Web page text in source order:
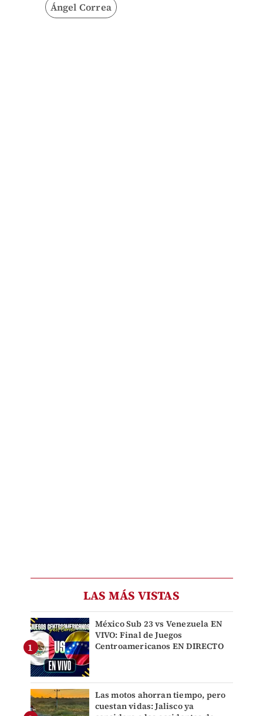
Ángel Correa
LAS MÁS VISTAS
México Sub 23 vs Venezuela EN
VIVO: Final de Juegos
Centroamericanos EN DIRECTO
Las motos ahorran tiempo, pero
cuestan vidas: Jalisco ya